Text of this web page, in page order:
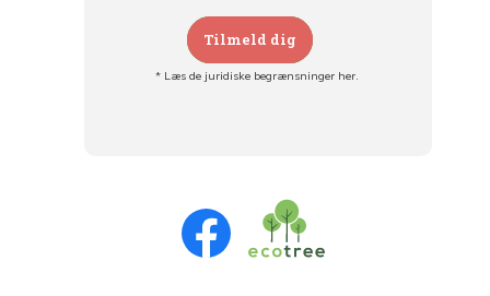
Tilmeld dig
* Læs de juridiske begrænsninger her.